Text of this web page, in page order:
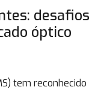
desafios
óptico
tem reconhecido